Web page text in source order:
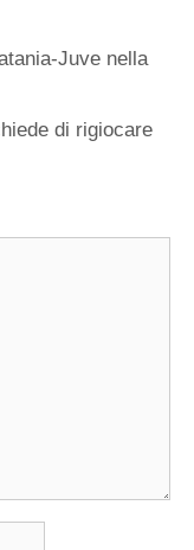
Juve nella
di rigiocare